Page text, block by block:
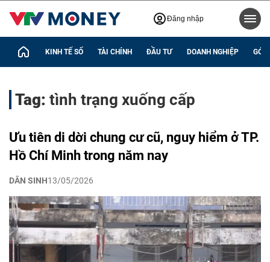
Đăng nhập
KINH TẾ SỐ TÀI CHÍNH ĐẦU TƯ DOANH NGHIỆP GÓC
Tag: tình trạng xuống cấp
Ưu tiên di dời chung cư cũ, nguy hiểm ở TP.
Hồ Chí Minh trong năm nay
DÂN SINH13/05/2026